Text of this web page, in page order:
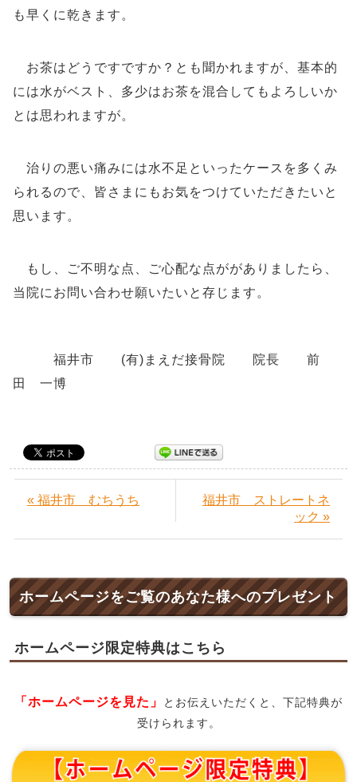
も早くに乾きます。
お茶はどうですですか？とも聞かれますが、基本的
には水がベスト、多少はお茶を混合してもよろしいか
とは思われますが。
治りの悪い痛みには水不足といったケースを多くみ
られるので、皆さまにもお気をつけていただきたいと
思います。
もし、ご不明な点、ご心配な点ががありましたら、
当院にお問い合わせ願いたいと存じます。
福井市 (有)まえだ接骨院 院長 前
田 一博
« 福井市 むちうち
福井市 ストレートネ
ック »
ホームページをご覧のあなた様へのプレゼント
ホームページ限定特典はこちら
「ホームページを見た」
とお伝えいただくと、下記特典が
受けられます。